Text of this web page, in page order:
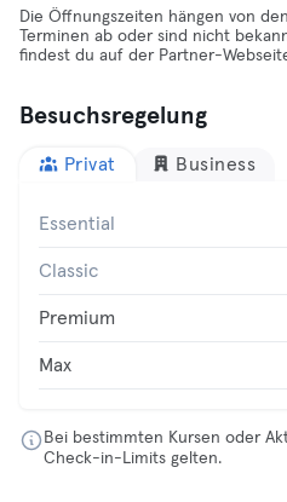
Die Öffnungszeiten hängen von
Terminen ab oder sind nicht
findest du auf der Partner-
Besuchsregelung
Privat Business
Essential
Classic
Premium
Max
Bei bestimmten Kursen oder
Check-in-Limits gelten.